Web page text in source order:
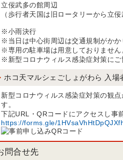
立佞武多の館周辺
（歩行者天国は旧ロータリーから立佞
※小雨決行
※当日は中心街周辺は交通規制がかか
※専用の駐車場は用意しておりません
※新型コロナウィルス感染症対策にご
ホコ天マルシェごしょがわら 入場
新型コロナウィルス感染症対策の観
す。
下記URL・QRコードにアクセスし事
https://forms.gle/
問合せ先